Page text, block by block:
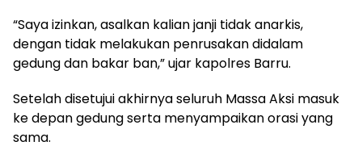
“Saya izinkan, asalkan kalian janji tidak anarkis,
dengan tidak melakukan penrusakan didalam
gedung dan bakar ban,” ujar kapolres Barru.
Setelah disetujui akhirnya seluruh Massa Aksi masuk
ke depan gedung serta menyampaikan orasi yang
sama.